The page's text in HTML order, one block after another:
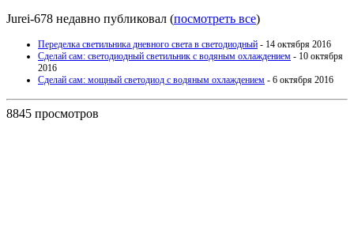
Jurei-678 недавно публиковал (посмотреть все)
Переделка светильника дневного света в светодиодный - 14 октября 2016
Сделай сам: светодиодный светильник с водяным охлаждением - 10 октября
2016
Сделай сам: мощный светодиод с водяным охлаждением - 6 октября 2016
8845 просмотров